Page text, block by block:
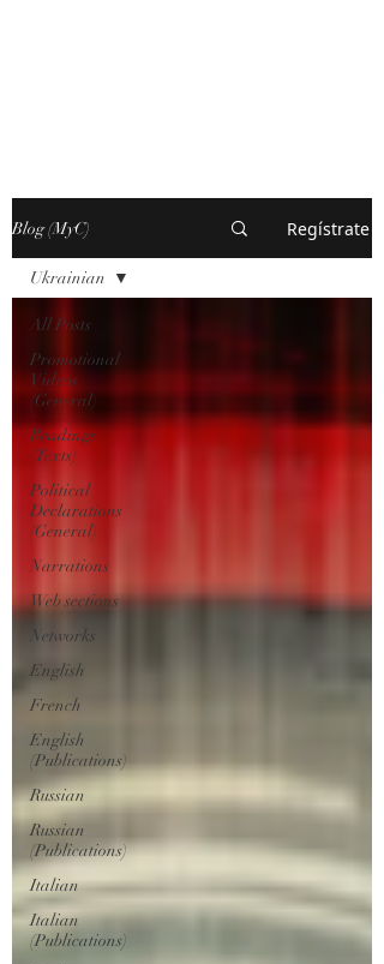
Blog (MyC) Regístrate
All Posts
Promotional
Videos
(General)
Readings
(Texts)
Political
Declarations
(General)
Narrations
Web sections
Networks
English
French
English
(Publications)
Russian
Russian
(Publications)
Italian
Italian
(Publications)
Ukrainian